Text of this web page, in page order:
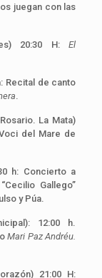
juegan con las
20:30 H:El
Recital de canto
La Mata)
del Mare de
h: Concierto a
Gallego”
y Púa.
12:00 h.
Mari Paz Andréu.
21:00 H: